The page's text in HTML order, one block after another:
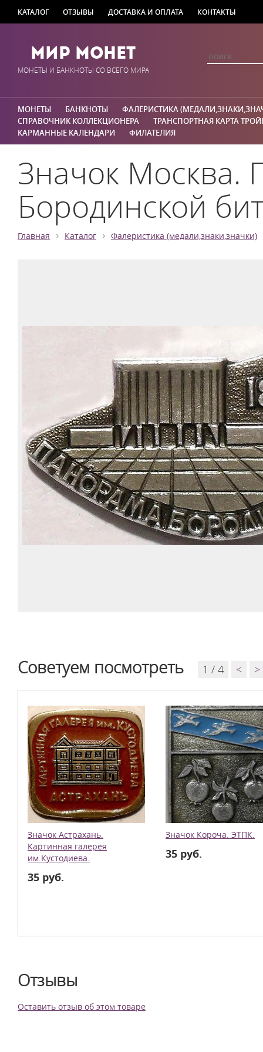
КАТАЛОГ ОТЗЫВЫ ДОСТАВКА И ОПЛАТА КОНТАКТЫ
Мир Монет
МОНЕТЫ И БАНКНОТЫ СО ВСЕГО МИРА
МОНЕТЫ БАНКНОТЫ
ФАЛЕРИСТИКА
СПРАВОЧНИК КОЛЛЕКЦИОНЕРА
ТРАНСПОРТНАЯ КАРТА
КАРМАННЫЕ КАЛЕНДАРИ
ФИЛАТЕЛИЯ
Значок Москва.
Бородинской
Главная › Каталог › Фалеристика (медали,знаки,значки)
Советуем посмотреть 1 / 4 < >
Значок Астрахань.
Картинная галерея
им.Кустодиева.
35 руб.
Значок Короча. ЭТПК.
35 руб.
Отзывы
Оставить отзыв об этом товаре